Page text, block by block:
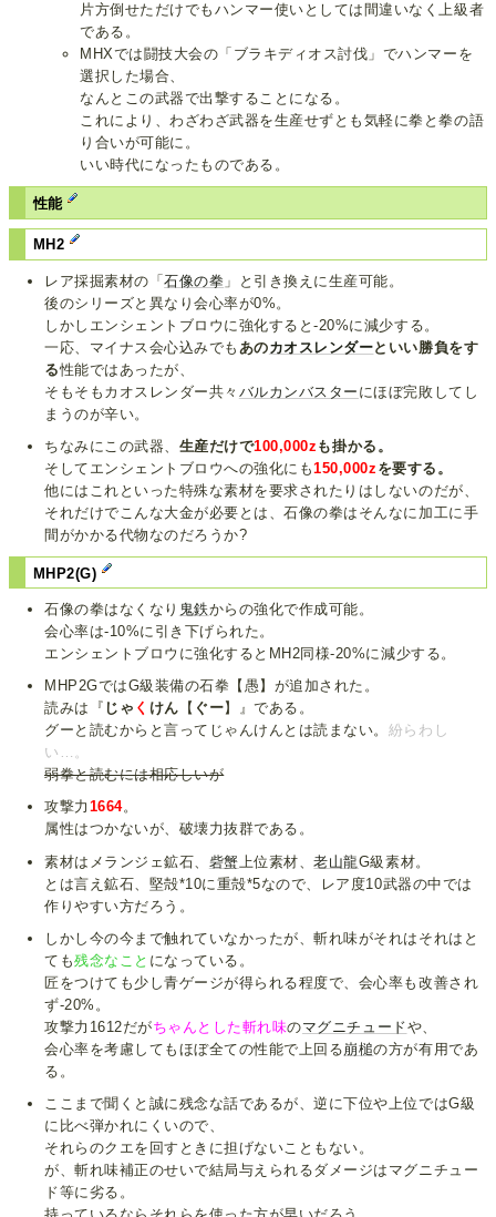
片方倒せただけでもハンマー使いとしては間違いなく上級者
である。
MHXでは闘技大会の「ブラキディオス討伐」でハンマーを
選択した場合、
なんとこの武器で出撃することになる。
これにより、わざわざ武器を生産せずとも気軽に拳と拳の語
り合いが可能に。
いい時代になったものである。
性能
MH2
レア採掘素材の「石像の拳 」と引き換えに生産可能。
後のシリーズと異なり会心率が0%。
しかしエンシェントブロウに強化すると-20%に減少する。
一応、マイナス会心込みでも あのカオスレンダーといい勝負をす
る性能ではあったが、
そもそもカオスレンダー共々 バルカンバスター にほぼ完敗してし
まうのが辛い。
ちなみにこの武器、 生産だけで100,000z も掛かる。
そしてエンシェントブロウへの強化にも150,000z を要する。
他にはこれといった特殊な素材を要求されたりはしないのだが、
それだけでこんな大金が必要とは、石像の拳はそんなに加工に手
間がかかる代物なのだろうか?
MHP2(G)
石像の拳はなくなり 鬼鉄からの強化で作成可能。
会心率は-10%に引き下げられた。
エンシェントブロウに強化するとMH2同様-20%に減少する。
MHP2GではG級装備の石拳【愚】が追加された。
読みは『 じゃ く けん 【 ぐー】』である。
グーと読むからと言ってじゃんけんとは読まない。 紛らわし
い…。
弱拳と読むには相応しいが
攻撃力 1664。
属性はつかないが、破壊力抜群である。
素材はメランジェ鉱石、 砦蟹 上位素材、老山龍G級素材。
とは言え鉱石、堅殻*10に重殻*5なので、レア度10武器の中では
作りやすい方だろう。
しかし今の今まで触れていなかったが、斬れ味がそれはそれはと
ても残念なこと になっている。
匠をつけても少し青ゲージが得られる程度で、会心率も改善され
ず-20%。
攻撃力1612だがちゃんとした斬れ味のマグニチュードや、
会心率を考慮してもほぼ全ての性能で上回る崩槌の方が有用であ
る。
ここまで聞くと誠に残念な話であるが、逆に下位や上位ではG級
に比べ弾かれにくいので、
それらのクエを回すときに担げないこともない。
が、斬れ味補正のせいで結局与えられるダメージはマグニチュー
ド等に劣る。